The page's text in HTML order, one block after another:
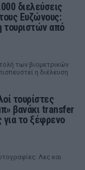
διελεύσεις
Ευζώνους:
τουριστών από
των βιομετρικών
η διέλευση
τουρίστες
βανάκι transfer
για το ξέφρενο
Λες και